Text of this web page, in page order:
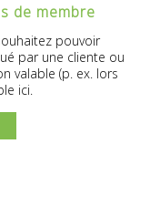
de membre
pouvoir
par une cliente ou
valable (p. ex. lors
ici.